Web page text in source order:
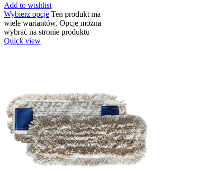
Add to wishlist
Wybierz opcje Ten produkt ma
wiele wariantów. Opcje można
wybrać na stronie produktu
Quick view